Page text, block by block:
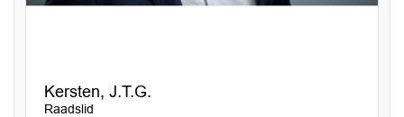
Kersten, J.T.G.
Raadslid